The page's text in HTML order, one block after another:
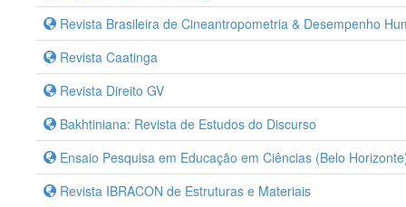
Revista Brasileira de Cineantropometria & Desempenho
Revista Caatinga
Revista Direito GV
Bakhtiniana: Revista de Estudos do Discurso
Ensaio Pesquisa em Educação em Ciências (Belo
Revista IBRACON de Estruturas e Materiais